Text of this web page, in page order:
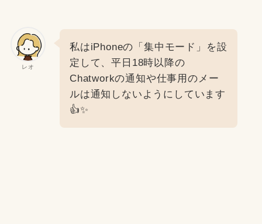
レオ
私はiPhoneの「集中モード」を設
定して、平日18時以降の
Chatworkの通知や仕事用のメー
ルは通知しないようにしています
👍✨